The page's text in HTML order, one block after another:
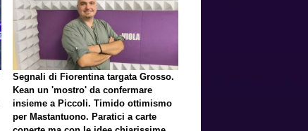
Segnali di Fiorentina targata Grosso.
Kean un 'mostro' da confermare
insieme a Piccoli. Timido ottimismo
per Mastantuono. Paratici a carte